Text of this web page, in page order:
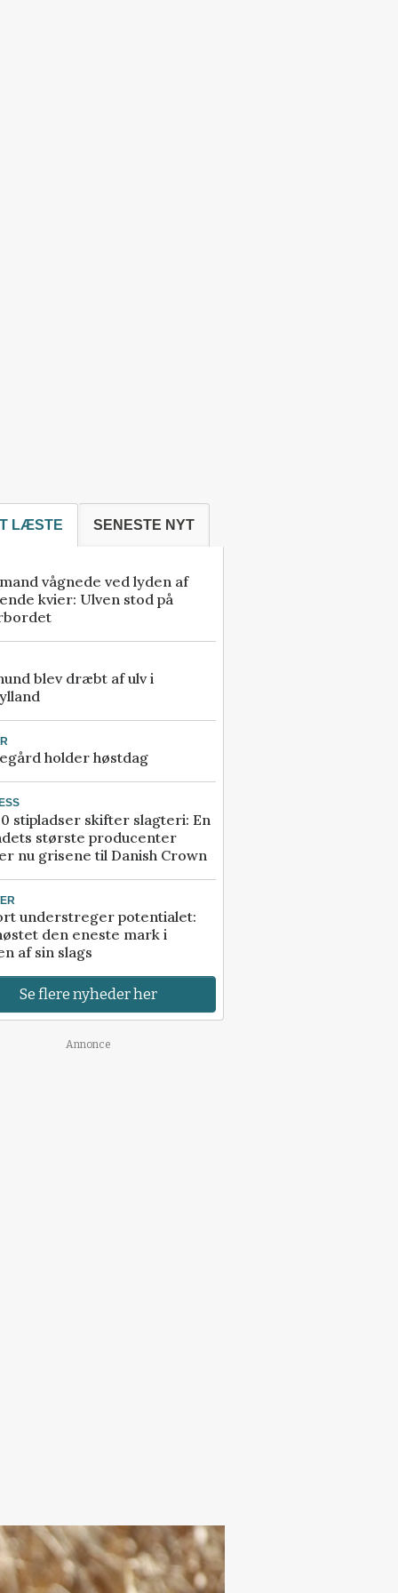
LÆSTE SENESTE NYT
vågnede ved lyden af
kvier: Ulven stod på
blev dræbt af ulv i
holder høstdag
stipladser skifter slagteri: En
største producenter
nu grisene til Danish Crown
understreger potentialet:
den eneste mark i
af sin slags
Se flere nyheder her
Annonce